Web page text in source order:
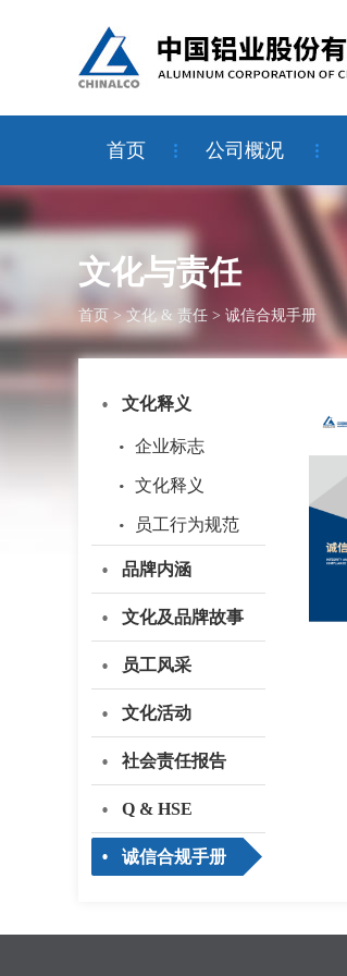
首页 公司概况
文化与责任
首页 > 文化 & 责任 > 诚信合规手册
文化释义
企业标志
文化释义
员工行为规范
品牌内涵
文化及品牌故事
员工风采
文化活动
社会责任报告
Q & HSE
诚信合规手册